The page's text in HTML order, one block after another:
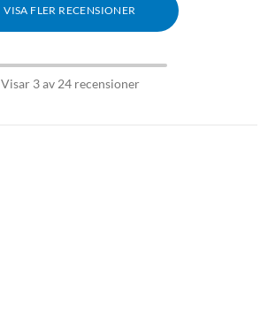
VISA FLER RECENSIONER
Visar 3 av 24 recensioner